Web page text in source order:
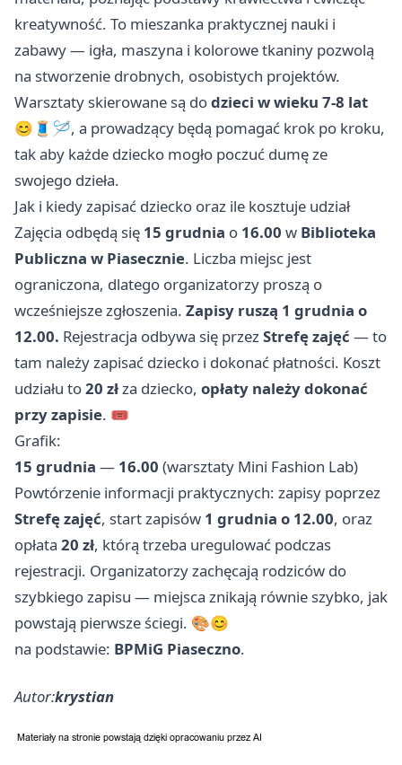
kreatywność. To mieszanka praktycznej nauki i
zabawy — igła, maszyna i kolorowe tkaniny pozwolą
na stworzenie drobnych, osobistych projektów.
Warsztaty skierowane są dodzieci w wieku 7-8 lat
😊🧵🪡, a prowadzący będą pomagać krok po kroku,
tak aby każde dziecko mogło poczuć dumę ze
swojego dzieła.
Jak i kiedy zapisać dziecko oraz ile kosztuje udział
Zajęcia odbędą się 15 grudnia o 16.00 w Biblioteka
Publiczna w Piasecznie. Liczba miejsc jest
ograniczona, dlatego organizatorzy proszą o
wcześniejsze zgłoszenia. Zapisy ruszą 1 grudnia o
12.00. Rejestracja odbywa się przezStrefę zajęć — to
tam należy zapisać dziecko i dokonać płatności. Koszt
udziału to20 złza dziecko, opłaty należy dokonać
przy zapisie. 🎟️
Grafik:
15 grudnia — 16.00 (warsztaty Mini Fashion Lab)
Powtórzenie informacji praktycznych: zapisy poprzez
Strefę zajęć, start zapisów 1 grudnia o 12.00, oraz
opłata 20 zł, którą trzeba uregulować podczas
rejestracji. Organizatorzy zachęcają rodziców do
szybkiego zapisu — miejsca znikają równie szybko, jak
powstają pierwsze ściegi. 🎨😊
na podstawie: BPMiG Piaseczno.
Autor:krystian